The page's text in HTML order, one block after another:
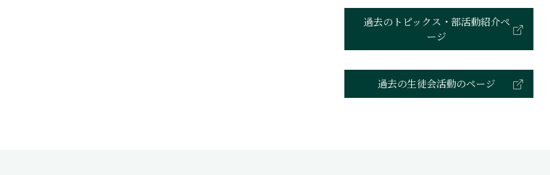
過去のトピックス・部活動紹介ペ
ージ
過去の生徒会活動のページ